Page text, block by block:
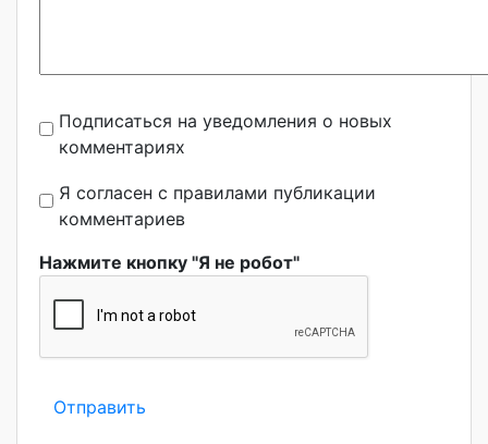
Подписаться на уведомления о новых
комментариях
Я согласен с правилами публикации
комментариев
Нажмите кнопку "Я не робот"
Отправить